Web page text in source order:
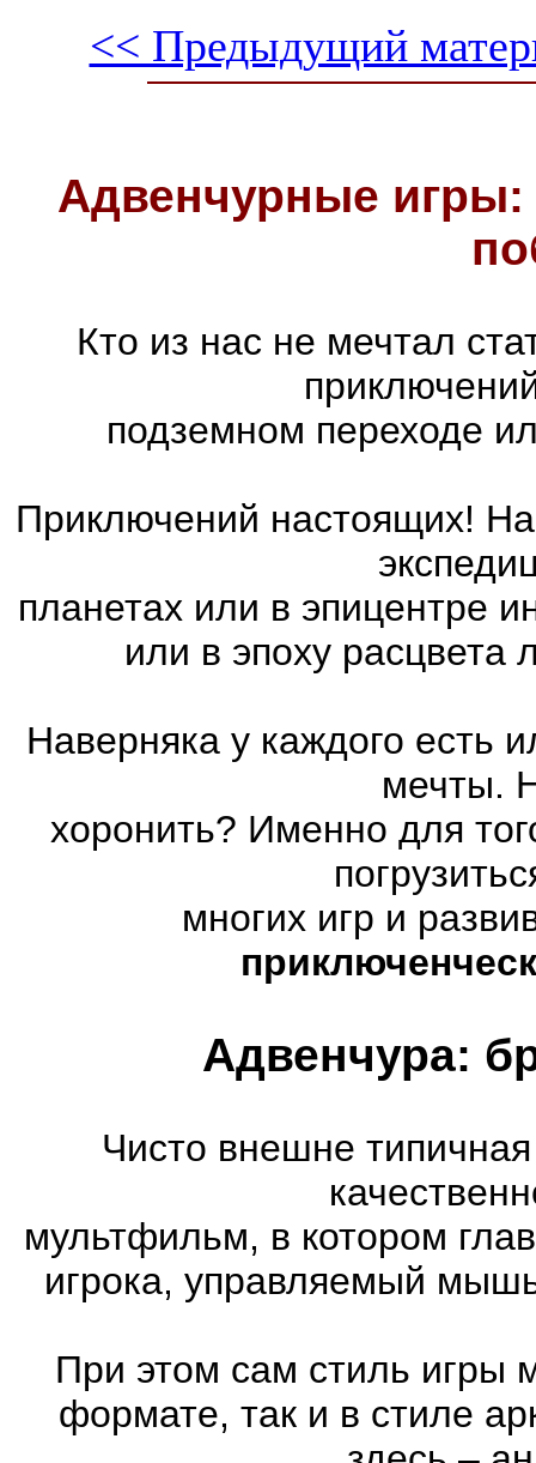
<< Предыдущий
Адвенчурные
Кто из нас не мечтал
подземном переходе
Приключений настоящих! На
планетах или в эпицентре
или в эпоху
Наверняка у каждого есть
мечты.
хоронить? Именно для
многих игр и
Адвенчура:
Чисто внешне
мультфильм, в котором
игрока, управляемый
При этом сам стиль игры
формате, так и в стиле